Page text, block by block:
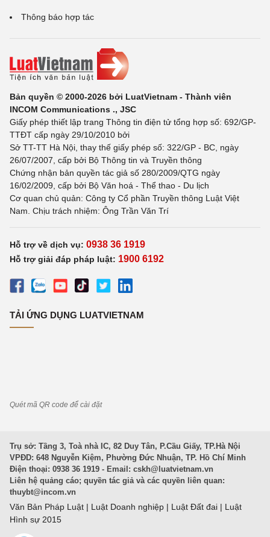
Thông báo hợp tác
Bản quyền © 2000-2026 bởi LuatVietnam - Thành viên
INCOM Communications ., JSC
Giấy phép thiết lập trang Thông tin điện tử tổng hợp số: 692/GP-
TTĐT cấp ngày 29/10/2010 bởi
Sở TT-TT Hà Nội, thay thế giấy phép số: 322/GP - BC, ngày
26/07/2007, cấp bởi Bộ Thông tin và Truyền thông
Chứng nhận bản quyền tác giả số 280/2009/QTG ngày
16/02/2009, cấp bởi Bộ Văn hoá - Thể thao - Du lịch
Cơ quan chủ quản: Công ty Cổ phần Truyền thông Luật Việt
Nam. Chịu trách nhiệm: Ông Trần Văn Trí
Hỗ trợ về dịch vụ: 0938 36 1919
Hỗ trợ giải đáp pháp luật: 1900 6192
TẢI ỨNG DỤNG LUATVIETNAM
Quét mã QR code để cài đặt
Trụ sở: Tầng 3, Toà nhà IC, 82 Duy Tân, P.Cầu Giấy, TP.Hà Nội
VPĐD: 648 Nguyễn Kiệm, Phường Đức Nhuận, TP. Hồ Chí Minh
Điện thoại: 0938 36 1919 - Email: cskh@luatvietnam.vn
Liên hệ quảng cáo; quyền tác giả và các quyền liên quan:
thuybt@incom.vn
Văn Bản Pháp Luật | Luật Doanh nghiệp | Luật Đất đai | Luật
Hình sự 2015